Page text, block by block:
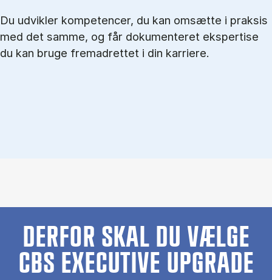
Du udvikler kompetencer, du kan omsætte i praksis
med det samme, og får dokumenteret ekspertise
du kan bruge fremadrettet i din karriere.
DERFOR SKAL DU VÆLGE
CBS EXECUTIVE UPGRADE